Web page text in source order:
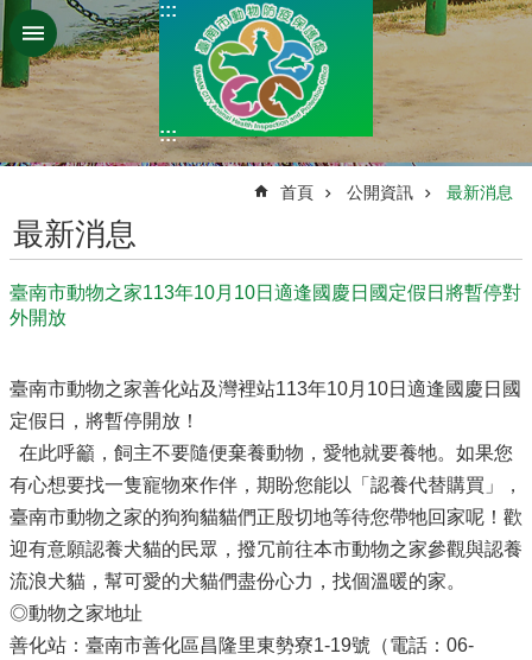
跳到主要內容區塊
:::
:::
首頁 公開資訊 最新消息
最新消息
臺南市動物之家113年10月10日適逢國慶日國定假日將暫停對
外開放
臺南市動物之家善化站及灣裡站113年10月10日適逢國慶日國
定假日，將暫停開放！
在此呼籲，飼主不要隨便棄養動物，愛牠就要養牠。如果您
有心想要找一隻寵物來作伴，期盼您能以「認養代替購買」，
臺南市動物之家的狗狗貓貓們正殷切地等待您帶牠回家呢！歡
迎有意願認養犬貓的民眾，撥冗前往本市動物之家參觀與認養
流浪犬貓，幫可愛的犬貓們盡份心力，找個溫暖的家。
◎動物之家地址
善化站：臺南市善化區昌隆里東勢寮1-19號（電話：06-